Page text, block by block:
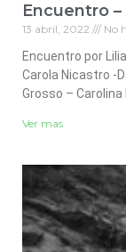
Encuentro
13 abril, 2022 No
Encuentro por
Carola Nicastro -
Grosso – Carolina
Ver mas